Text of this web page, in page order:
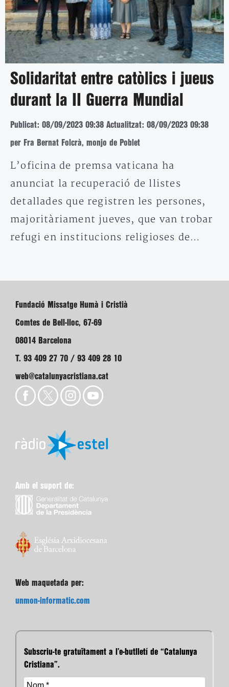
Solidaritat entre catòlics i jueus
durant la II Guerra Mundial
Publicat: 08/09/2023 09:38 Actualitzat: 08/09/2023 09:38
per Fra Bernat Folcrà, monjo de Poblet
L’oficina de premsa vaticana ha
anunciat la recuperació de llistes
detallades que registren les persones,
majoritàriament jueves, que van trobar
refugi en institucions religioses de…
Fundació Missatge Humà i Cristià
Comtes de Bell-lloc, 67-69
08014 Barcelona
T. 93 409 27 70 / 93 409 28 10
web@catalunyacristiana.cat
Amb el suport de:
Web maquetada per:
unmon-informatic.com
Subscriu-te gratuïtament a l’e-butlletí de “Catalunya
Cristiana”.